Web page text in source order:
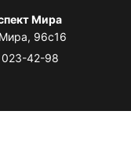
Мира
96с16
42-98